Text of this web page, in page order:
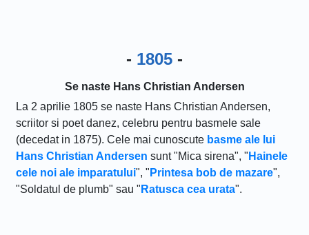
- 1805 -
Se naste Hans Christian Andersen
La 2 aprilie 1805 se naste Hans Christian Andersen,
scriitor si poet danez, celebru pentru basmele sale
(decedat in 1875). Cele mai cunoscute basme ale lui
Hans Christian Andersen sunt "Mica sirena", " Hainele
cele noi ale imparatului", " Printesa bob de mazare",
"Soldatul de plumb" sau " Ratusca cea urata".